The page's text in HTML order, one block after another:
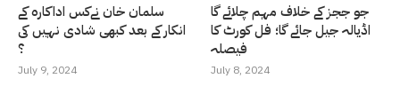
سلمان خان نےکس اداکارہ کے
انکار کے بعد کبھی شادی نہیں کی
؟
July 9, 2024
جو ججز کے خلاف مہم چلائے گا
اڈیالہ جیل جائے گا؛ فل کورٹ کا
فیصلہ
July 8, 2024